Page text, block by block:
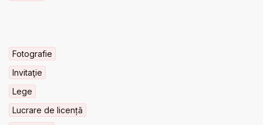
Fotografie
Invitaţie
Lege
Lucrare de licență